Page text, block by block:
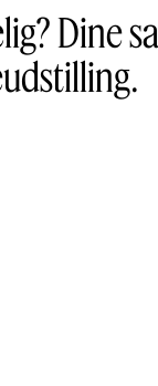
Dine